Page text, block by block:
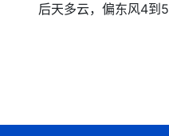
后天多云，偏东风4到